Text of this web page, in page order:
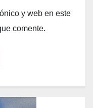
y web en este
comente.